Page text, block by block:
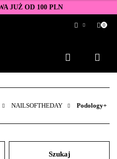
JUŻ OD 100 PLN
Zarejestruj się
Dodaj zgłoszenie
Zgody cookies
0
NAILSOFTHEDAY Podology+
Szukaj